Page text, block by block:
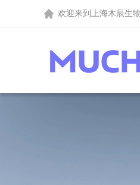
欢迎来到 上海木辰生